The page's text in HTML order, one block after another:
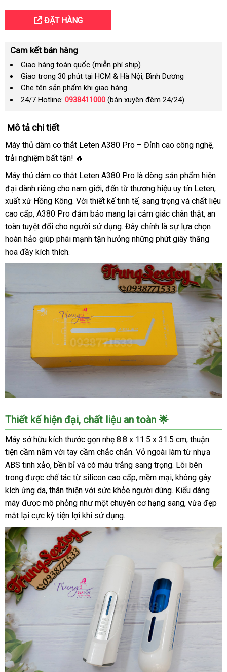
ĐẶT HÀNG
Cam kết bán hàng
Giao hàng toàn quốc (miễn phí ship)
Giao trong 30 phút tại HCM & Hà Nội, Bình Dương
Che tên sản phẩm khi giao hàng
24/7 Hotline: 0938411000 (bán xuyên đêm 24/24)
Mô tả chi tiết
Máy thủ dâm co thắt Leten A380 Pro – Đỉnh cao công nghệ,
trải nghiệm bất tận! 🔥
Máy thủ dâm co thắt Leten A380 Pro là dòng sản phẩm hiện
đại dành riêng cho nam giới, đến từ thương hiệu uy tín Leten,
xuất xứ Hồng Kông. Với thiết kế tinh tế, sang trọng và chất liệu
cao cấp, A380 Pro đảm bảo mang lại cảm giác chân thật, an
toàn tuyệt đối cho người sử dụng. Đây chính là sự lựa chọn
hoàn hảo giúp phái mạnh tận hưởng những phút giây thăng
hoa đầy kích thích.
Máy
thủ
dâm
co
thắt
Leten
A380
Pro
nam,
giá
tốt,
khuyến
mãi
Thiết kế hiện đại, chất liệu an toàn 🌟
Máy sở hữu kích thước gọn nhẹ 8.8 x 11.5 x 31.5 cm, thuận
tiện cầm nắm với tay cầm chắc chắn. Vỏ ngoài làm từ nhựa
ABS tinh xảo, bền bỉ và có màu trắng sang trọng. Lõi bên
trong được chế tác từ silicon cao cấp, mềm mại, không gây
kích ứng da, thân thiện với sức khỏe người dùng. Kiểu dáng
máy được mô phỏng như một chuyên cơ hạng sang, vừa đẹp
mắt lại cực kỳ tiện lợi khi sử dụng.